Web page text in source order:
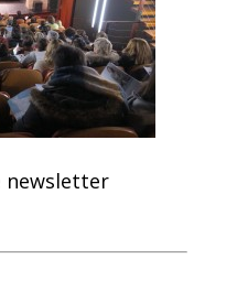
newsletter